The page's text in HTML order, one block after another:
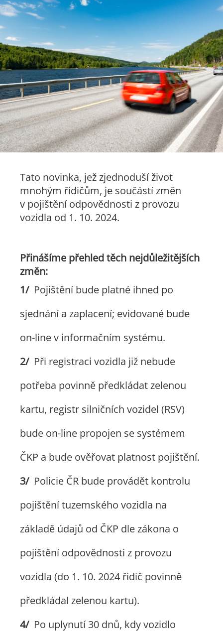
Tato novinka, jež zjednoduší život
mnohým řidičům, je součástí změn
v pojištění odpovědnosti z provozu
vozidla od 1. 10. 2024.
Přinášíme přehled těch nejdůležitějších
změn:
Pojištění bude platné ihned po
sjednání a zaplacení; evidované bude
on-line v informačním systému.
Při registraci vozidla již nebude
potřeba povinně předkládat zelenou
kartu, registr silničních vozidel (RSV)
bude on-line propojen se systémem
ČKP a bude ověřovat platnost pojištění.
Policie ČR bude provádět kontrolu
pojištění tuzemského vozidla na
základě údajů od ČKP dle zákona o
pojištění odpovědnosti z provozu
vozidla (do 1. 10. 2024 řidič povinně
předkládal zelenou kartu).
Po uplynutí 30 dnů, kdy vozidlo